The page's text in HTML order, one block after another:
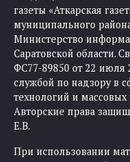
газеты «Аткарская
муниципального
Министерство
Саратовской области.
ФС77-89850 от 22 июля
службой по надзору в
технологий и
Авторские права
Е.В.
При использовании